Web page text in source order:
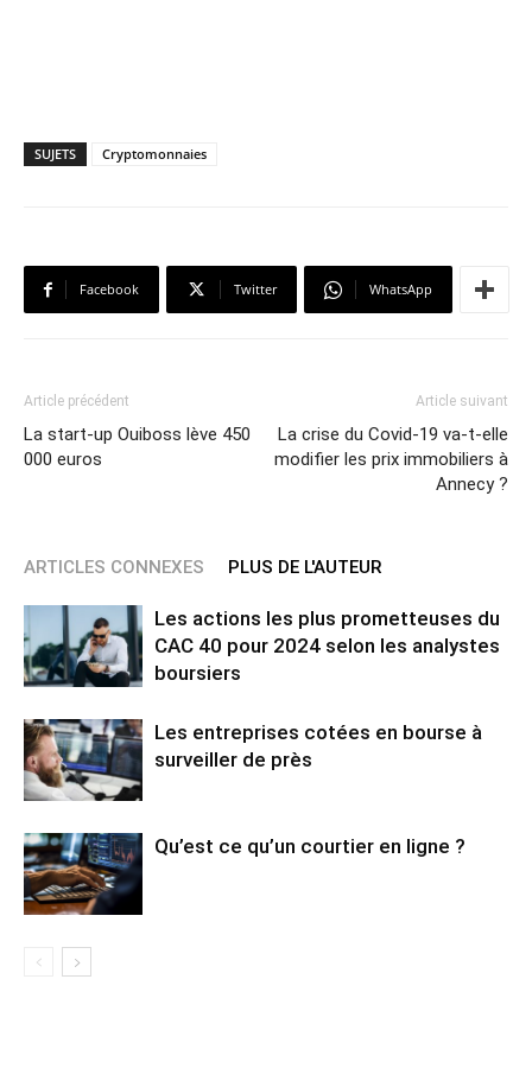
SUJETS Cryptomonnaies
Facebook Twitter WhatsApp
Article précédent
La start-up Ouiboss lève 450
000 euros
Article suivant
La crise du Covid-19 va-t-elle
modifier les prix immobiliers à
Annecy ?
ARTICLES CONNEXES PLUS DE L'AUTEUR
Les actions les plus prometteuses du
CAC 40 pour 2024 selon les analystes
boursiers
Les entreprises cotées en bourse à
surveiller de près
Qu’est ce qu’un courtier en ligne ?